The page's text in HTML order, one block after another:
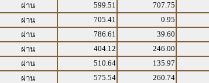
ผ่าน 599.51 707.75
ผ่าน 705.41 0.95
ผ่าน 786.61 39.60
ผ่าน 404.12 246.00
ผ่าน 510.64 135.97
ผ่าน 575.54 260.74